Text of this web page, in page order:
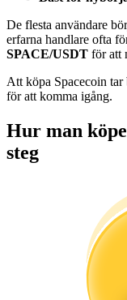
De flesta användare
erfarna handlare ofta
SPACE/USDT för att
Att köpa Spacecoin tar
för att komma igång.
Hur man
steg